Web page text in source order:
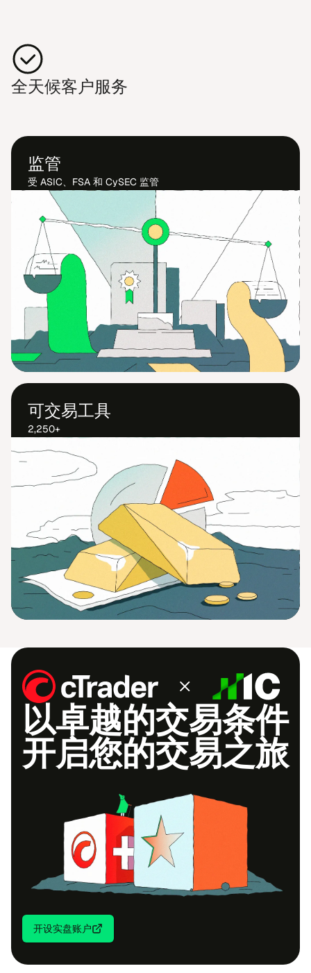
全天候客户服务
监管
受 ASI​C、FSA 和 CySEC 监管
可交易工具
2,250+
以卓越的交易条件
开启您的交易之旅
开设实盘账户